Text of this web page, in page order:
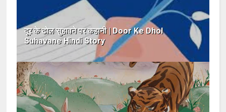
दूर के ढोल सुहावने पर कहानी | Door Ke Dhol
Suhavane Hindi Story